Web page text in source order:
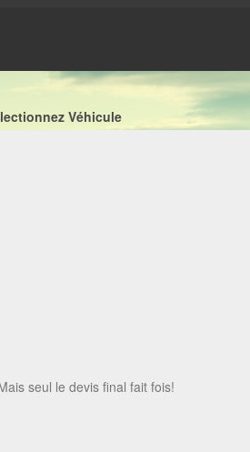
Véhicule
seul le devis final fait fois!